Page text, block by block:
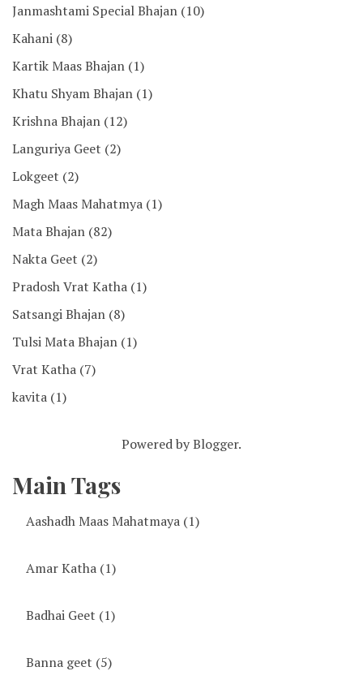
Janmashtami Special Bhajan (10)
Kahani (8)
Kartik Maas Bhajan (1)
Khatu Shyam Bhajan (1)
Krishna Bhajan (12)
Languriya Geet (2)
Lokgeet (2)
Magh Maas Mahatmya (1)
Mata Bhajan (82)
Nakta Geet (2)
Pradosh Vrat Katha (1)
Satsangi Bhajan (8)
Tulsi Mata Bhajan (1)
Vrat Katha (7)
kavita (1)
Powered byBlogger.
Main Tags
Aashadh Maas Mahatmaya (1)
Amar Katha (1)
Badhai Geet (1)
Banna geet (5)